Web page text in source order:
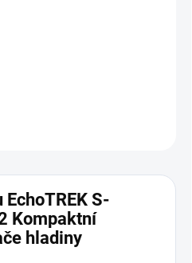
S-
Kompaktní
hladiny